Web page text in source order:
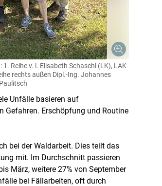
Reihe v. l. Elisabeth Schaschl (LK), LAK-
rechts außen Dipl.-Ing. Johannes
Unfälle basieren auf
Gefahren. Erschöpfung und Routine
bei der Waldarbeit. Dies teilt das
mit. Im Durchschnitt passieren
März, weitere 27% von September
bei Fällarbeiten, oft durch